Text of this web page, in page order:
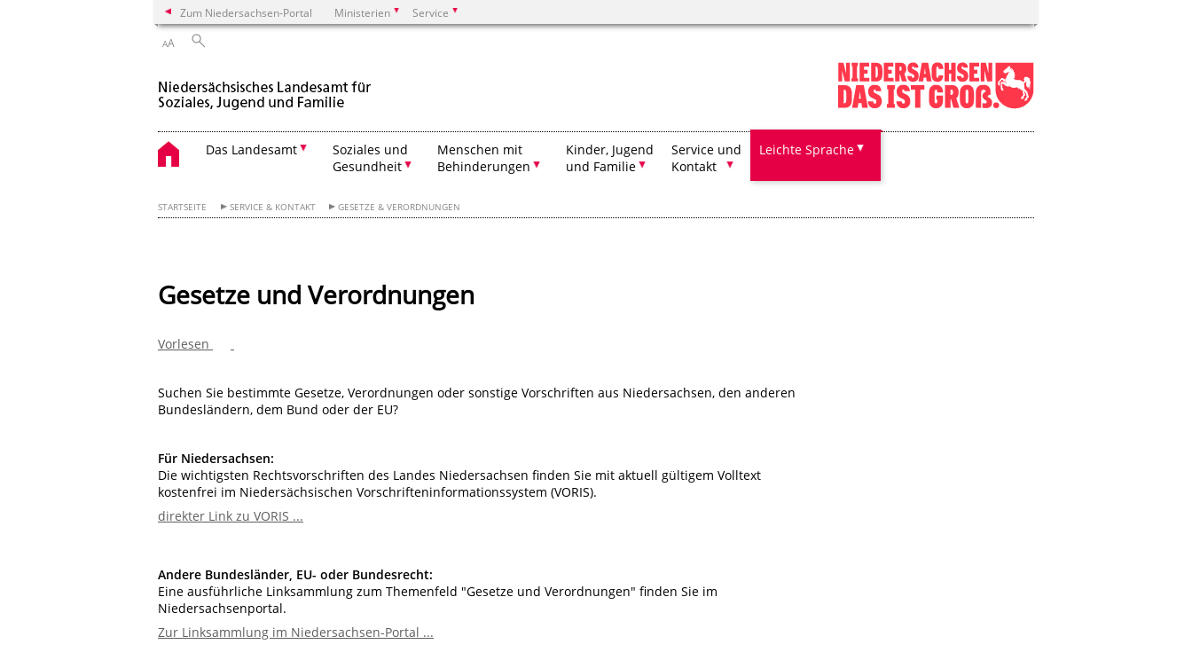
Zum Niedersachsen-Portal Ministerien Service
AA
Das Landesamt
Soziales und
Gesundheit
Menschen mit
Behinderungen
Kinder, Jugend
und Familie
Service und
Kontakt
Leichte Sprache
STARTSEITE SERVICE & KONTAKT GESETZE & VERORDNUNGEN
Gesetze und Verordnungen
Vorlesen
Suchen Sie bestimmte Gesetze, Verordnungen oder sonstige Vorschriften aus Niedersachsen, den anderen
Bundesländern, dem Bund oder der EU?
Für Niedersachsen:
Die wichtigsten Rechtsvorschriften des Landes Niedersachsen finden Sie mit aktuell gültigem Volltext
kostenfrei im Niedersächsischen Vorschrifteninformationssystem (VORIS).
direkter Link zu VORIS ...
Andere Bundesländer, EU- oder Bundesrecht:
Eine ausführliche Linksammlung zum Themenfeld "Gesetze und Verordnungen" finden Sie im
Niedersachsenportal.
Zur Linksammlung im Niedersachsen-Portal ...